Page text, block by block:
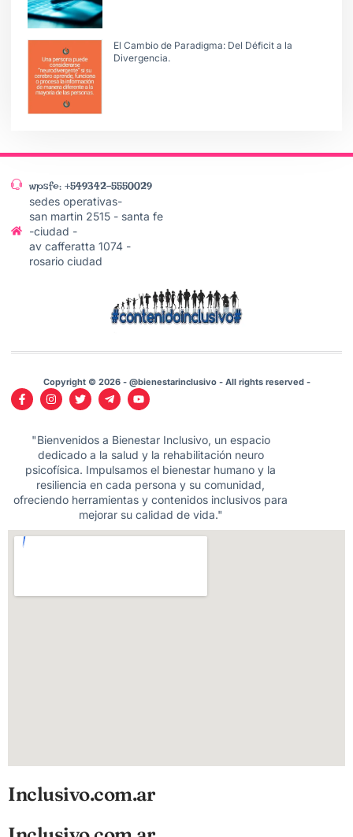
El Cambio de Paradigma: Del Déficit a la
Divergencia.
wpsfe: +549342-5550029
sedes operativas-
san martin 2515 - santa fe
-ciudad -
av cafferatta 1074 -
rosario ciudad
Copyright © 2026 - @bienestarinclusivo - All rights reserved -
"Bienvenidos a Bienestar Inclusivo, un espacio
dedicado a la salud y la rehabilitación neuro
psicofísica. Impulsamos el bienestar humano y la
resiliencia en cada persona y su comunidad,
ofreciendo herramientas y contenidos inclusivos para
mejorar su calidad de vida."
Inclusivo.com.ar